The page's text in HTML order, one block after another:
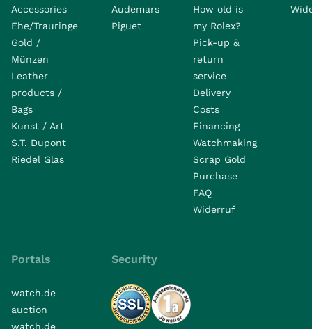
Accessories
Ehe/Trauringe
Gold /
Münzen
Leather
products /
Bags
Kunst / Art
S.T. Dupont
Riedel Glas
Audemars
Piguet
How old is
my Rolex?
Pick-up &
return
service
Delivery
Costs
Financing
Watchmaking
Scrap Gold
Purchase
FAQ
Widerruf
Portals
watch.de
auction
watch.de
Security